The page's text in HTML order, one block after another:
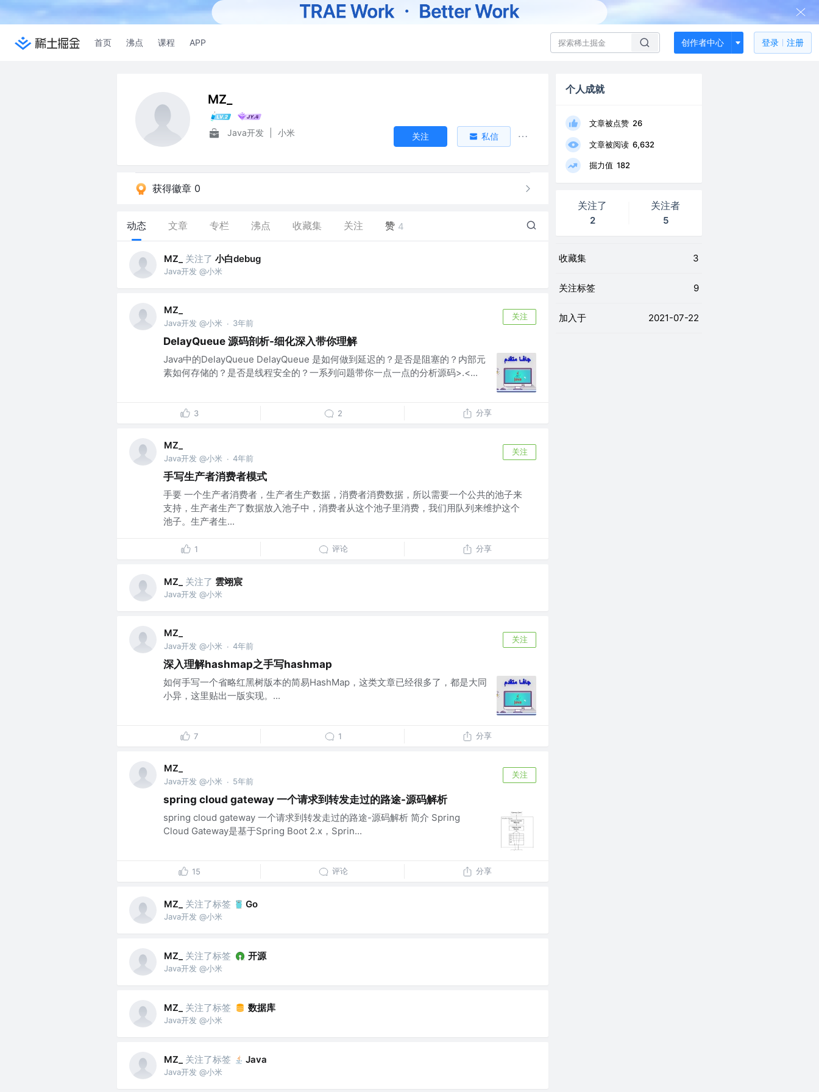
首页 沸点 课程 APP 创作者中心 登录 注册
MZ_
Java开发 小米 关注 私信
获得徽章 0
动态 文章 专栏 沸点 收藏集 关注 赞 4
MZ_ 关注了 小白debug
Java开发 @小米
MZ_
Java开发 @小米 · 3年前
关注
DelayQueue 源码剖析-细化深入带你理解
Java中的DelayQueue DelayQueue 是如何做到延迟的？是否是阻塞的？内部元
素如何存储的？是否是线程安全的？一系列问题带你一点一点的分析源码>.<...
3 2 分享
MZ_
Java开发 @小米 · 4年前
关注
手写生产者消费者模式
手要 一个生产者消费者，生产者生产数据，消费者消费数据，所以需要一个公共的池子来
支持，生产者生产了数据放入池子中，消费者从这个池子里消费，我们用队列来维护这个
池子。生产者生...
1 评论 分享
MZ_ 关注了 雲翊宸
Java开发 @小米
MZ_
Java开发 @小米 · 4年前
关注
深入理解hashmap之手写hashmap
如何手写一个省略红黑树版本的简易HashMap，这类文章已经很多了，都是大同
小异，这里贴出一版实现。...
7 1 分享
MZ_
Java开发 @小米 · 5年前
关注
spring cloud gateway 一个请求到转发走过的路途-源码解析
spring cloud gateway 一个请求到转发走过的路途-源码解析 简介 Spring
Cloud Gateway是基于Spring Boot 2.x，Sprin...
15 评论 分享
MZ_ 关注了标签 Go
Java开发 @小米
MZ_ 关注了标签 开源
Java开发 @小米
MZ_ 关注了标签 数据库
Java开发 @小米
MZ_ 关注了标签 Java
Java开发 @小米
个人成就
文章被点赞 26
文章被阅读 6,632
掘力值 182
关注了
2
关注者
5
收藏集 3
关注标签 9
加入于 2021-07-22